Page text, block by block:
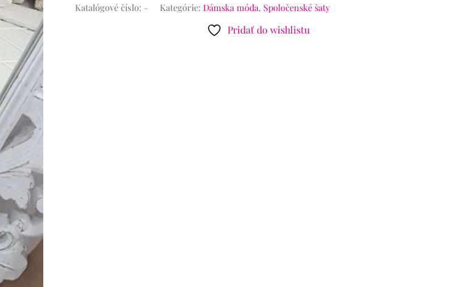
Katalógové číslo: - Kategórie: Dámska móda, Spoločenské šaty
Pridať do wishlistu